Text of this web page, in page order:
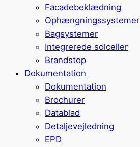
Facadebeklædning
Ophængningssystemer
Bagsystemer
Integrerede solceller
Brandstop
Dokumentation
Dokumentation
Brochurer
Datablad
Detaljevejledning
EPD